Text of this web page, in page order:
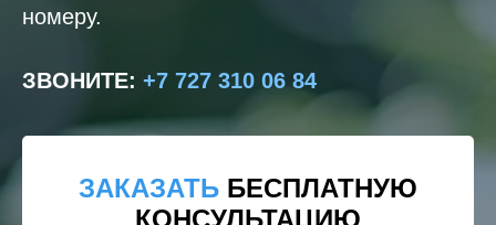
номеру.
ЗВОНИТЕ: +7 727 310 06 84
ЗАКАЗАТЬ БЕСПЛАТНУЮ
КОНСУЛЬТАЦИЮ